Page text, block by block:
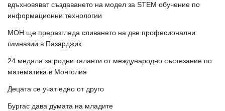
вдъхновяват създаването на модел за STEM обучение по
информационни технологии
МОН ще преразгледа сливането на две професионални
гимназии в Пазарджик
24 медала за родни таланти от международно състезание по
математика в Монголия
Децата се учат едно от друго
Бургас дава думата на младите